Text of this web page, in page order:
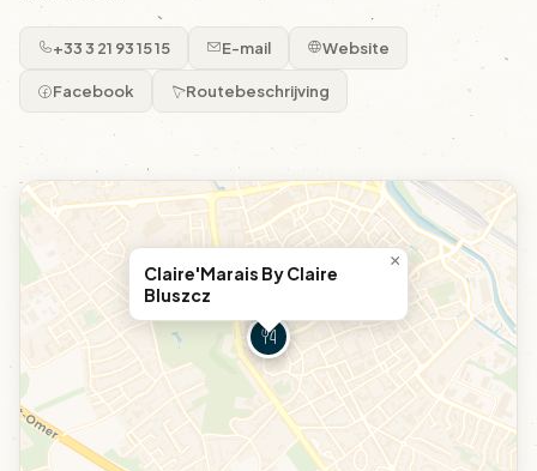
+33 3 21 93 15 15 E-mail Website
Facebook Routebeschrijving
Claire'Marais By Claire
Bluszcz
×